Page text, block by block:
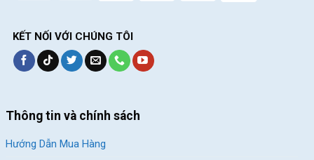
KẾT NỐI VỚI CHÚNG TÔI
Thông tin và chính sách
Hướng Dẫn Mua Hàng